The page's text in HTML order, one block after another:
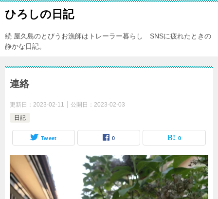
ひろしの日記
続 屋久島のとびうお漁師はトレーラー暮らし SNSに疲れたときの
静かな日記。
連絡
更新日： 2023-02-11 公開日： 2023-02-03
日記
Tweet 0 0